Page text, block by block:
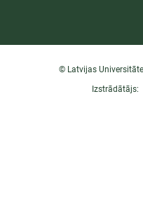
© Latvijas
Izstrādātājs: